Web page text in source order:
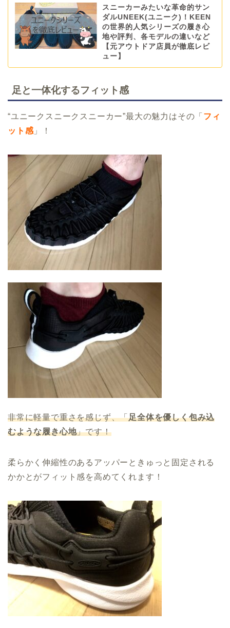
スニーカーみたいな革命的サン
ダルUNEEK(ユニーク)！KEEN
の世界的人気シリーズの履き心
地や評判、各モデルの違いなど
【元アウトドア店員が徹底レビ
ュー】
足と一体化するフィット感
“ユニークスニークスニーカー”最大の魅力はその「 フィ
ット感 」！
非常に軽量で重さを感じず、「足全体を優しく包み込
むような履き心地」です！
柔らかく伸縮性のあるアッパーときゅっと固定される
かかとがフィット感を高めてくれます！